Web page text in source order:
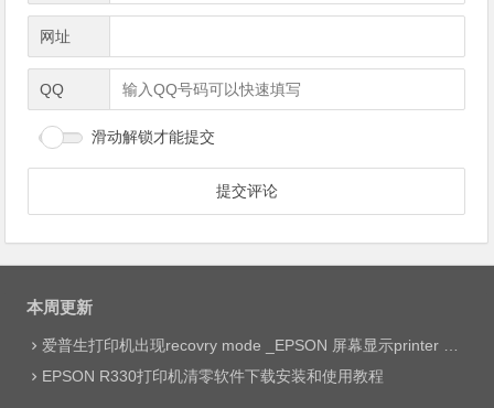
网址
QQ
滑动解锁才能提交
本周更新
爱普生打印机出现recovry mode _EPSON 屏幕显示printer mode set jig网络远程维修
EPSON R330打印机清零软件下载安装和使用教程